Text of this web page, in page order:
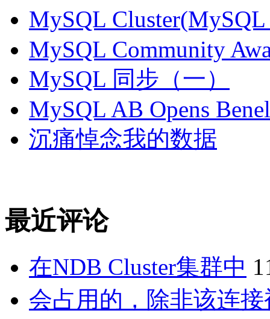
MySQL
MySQL Community
MySQL 同步（一）
MySQL AB Opens
沉痛悼念我的数据
最近评论
在NDB Cluster集群中
会占用的，除非该连